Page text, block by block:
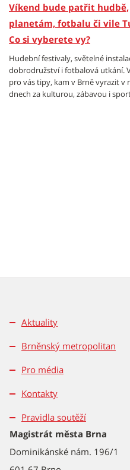
Víkend bude patřit hudbě,
planetám, fotbalu či vile
Co si vyberete vy?
Hudební festivaly, světelné
dobrodružství i fotbalová utkání.
pro vás tipy, kam v Brně vyrazit v
dnech za kulturou, zábavou i
Aktuality
Brněnský metropolitan
Pro média
Kontakty
Pravidla soutěží
Magistrát města Brna
Dominikánské nám. 196/1